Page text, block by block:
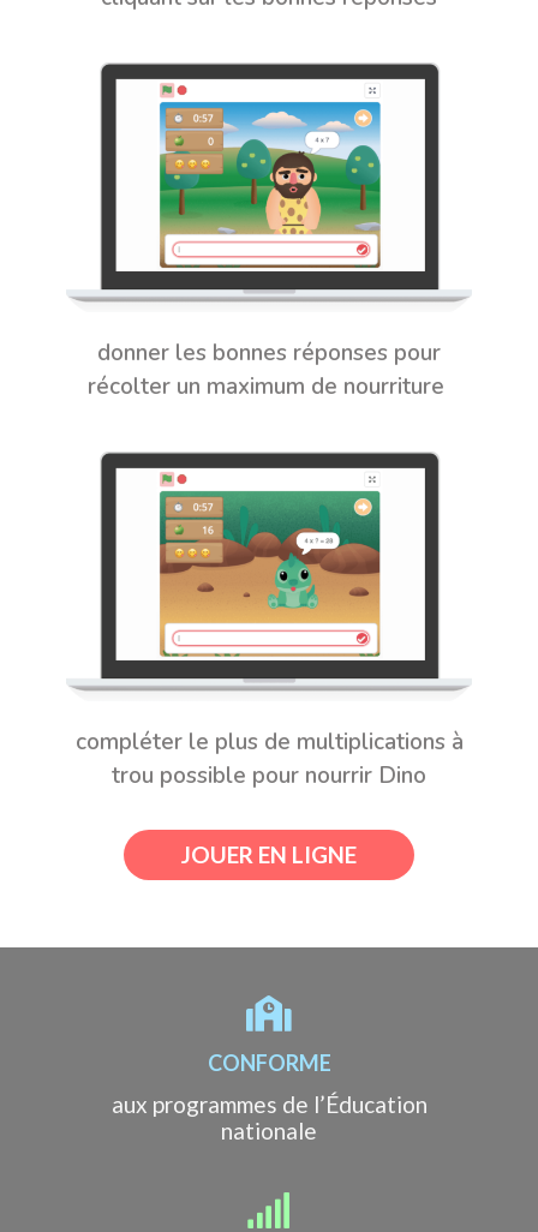
donner les bonnes réponses pour
récolter un maximum de nourriture
compléter le plus de multiplications à
trou possible pour nourrir Dino
JOUER EN LIGNE
CONFORME
aux programmes de l’Éducation
nationale